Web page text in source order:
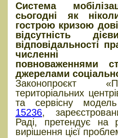
Система
сьогодні як
гострою кризою
відсутність
відповідальності
численні
повноваженнями
джерелами
Законопроєкт
територіальних
та сервісну модель
15236,
Раді, претендує на
вирішення цієї